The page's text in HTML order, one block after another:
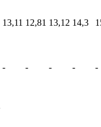
13,11 12,81 13,12 14,3
- - - - -